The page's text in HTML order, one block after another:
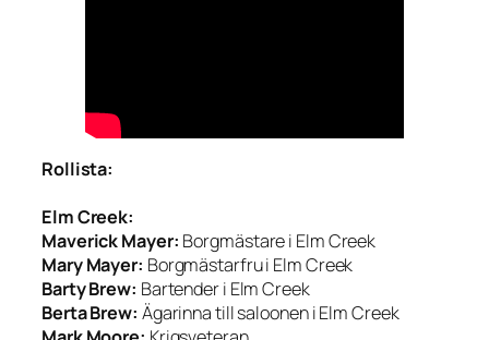
Rollista:
Elm Creek:
Maverick Mayer: Borgmästare i Elm Creek
Mary Mayer: Borgmästarfru i Elm Creek
Barty Brew: Bartender i Elm Creek
Berta Brew: Ägarinna till saloonen i Elm Creek